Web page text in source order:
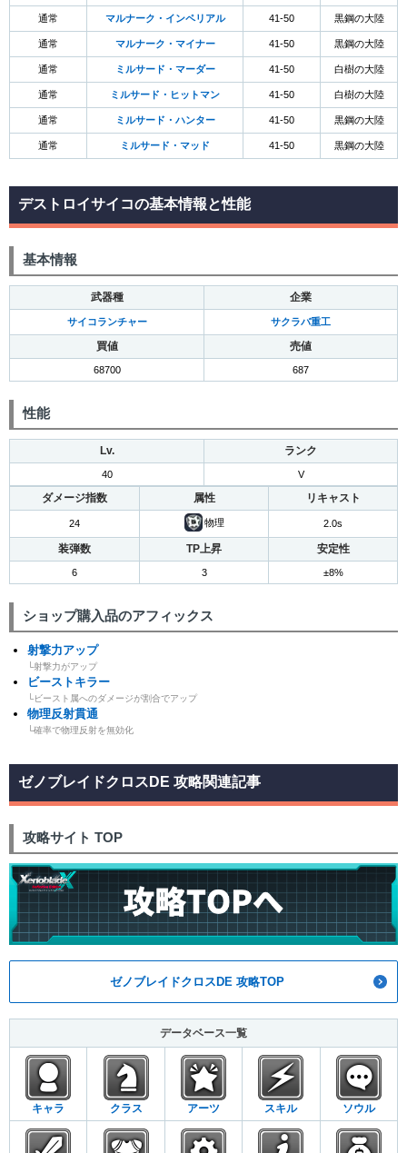
通常 マルナーク・インペリアル 41-50 黒鋼の大陸
通常 マルナーク・マイナー 41-50 黒鋼の大陸
通常 ミルサード・マーダー 41-50 白樹の大陸
通常 ミルサード・ヒットマン 41-50 白樹の大陸
通常 ミルサード・ハンター 41-50 黒鋼の大陸
通常 ミルサード・マッド 41-50 黒鋼の大陸
デストロイサイコの基本情報と性能
基本情報
武器種 企業
サイコランチャー サクラバ重工
買値 売値
68700 687
性能
Lv. ランク
40 V
ダメージ指数 属性 リキャスト
24 物理 2.0s
装弾数 TP上昇 安定性
6 3 ±8%
ショップ購入品のアフィックス
射撃力アップ
└射撃力がアップ
ビーストキラー
└ビースト属へのダメージが割合でアップ
物理反射貫通
└確率で物理反射を無効化
ゼノブレイドクロスDE 攻略関連記事
攻略サイト TOP
ゼノブレイドクロスDE 攻略TOP
データベース一覧
キャラ クラス アーツ スキル ソウル